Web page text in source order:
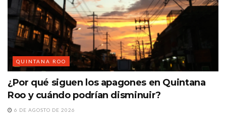
QUINTANA ROO
¿Por qué siguen los apagones en Quintana
Roo y cuándo podrían disminuir?
6 DE AGOSTO DE 2026